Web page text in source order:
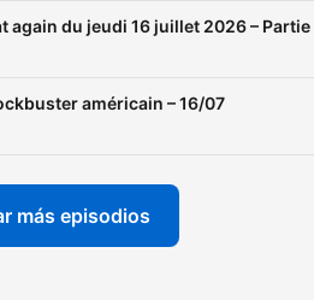
again du jeudi 16 juillet 2026 – Partie
américain – 16/07
más episodios